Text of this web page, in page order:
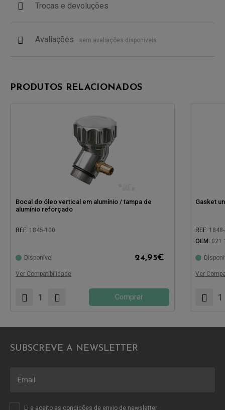
Trocas e devoluções
Avaliações sem avaliações disponíveis
PRODUTOS RELACIONADOS
Bocal do óleo vertical em alumínio / tampa de
alumínio reforçado
REF: 1845-100
Disponível 24,95€
Ver Compatibilidade
Comprar
Gasket
REF:
OEM: 021
Ver
SUBSCREVE A NEWSLETTER
Li e aceito as condições de envio de newsletter